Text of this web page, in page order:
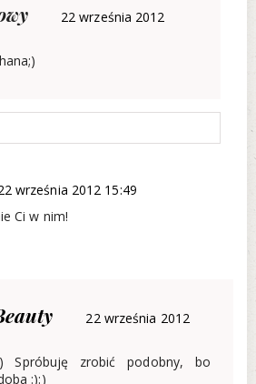
22 września 2012
września 2012 15:49
Ci w nim!
22 września 2012
Spróbuję zrobić podobny, bo
:):)